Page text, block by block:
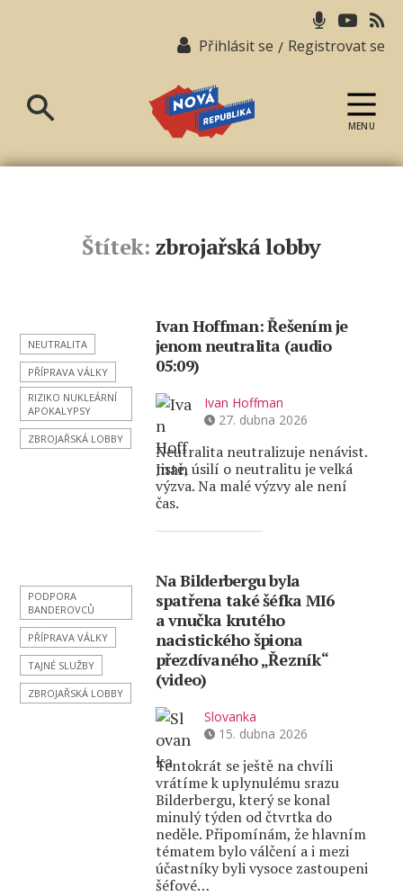
Přihlásit se / Registrovat se
republika
MENU
Štítek: zbrojařská lobby
NEUTRALITA
PŘÍPRAVA VÁLKY
RIZIKO NUKLEÁRNÍ
APOKALYPSY
ZBROJAŘSKÁ LOBBY
Ivan Hoffman: Řešením je
jenom neutralita (audio
05:09)
Ivan Hoffman
27. dubna 2026
Neutralita neutralizuje nenávist.
Jistě, úsilí o neutralitu je velká
výzva. Na malé výzvy ale není
čas.
PODPORA
BANDEROVCŮ
PŘÍPRAVA VÁLKY
TAJNÉ SLUŽBY
ZBROJAŘSKÁ LOBBY
Na Bilderbergu byla
spatřena také šéfka MI6
a vnučka krutého
nacistického špiona
přezdívaného „Řezník“
(video)
Slovanka
15. dubna 2026
Tentokrát se ještě na chvíli
vrátíme k uplynulému srazu
Bilderbergu, který se konal
minulý týden od čtvrtka do
neděle. Připomínám, že hlavním
tématem bylo válčení a i mezi
účastníky byli vysoce zastoupeni
šéfové…